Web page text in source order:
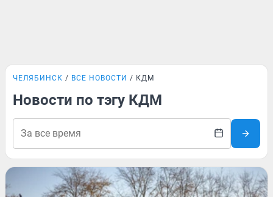
ЧЕЛЯБИНСК ВСЕ НОВОСТИ КДМ
Новости по тэгу КДМ